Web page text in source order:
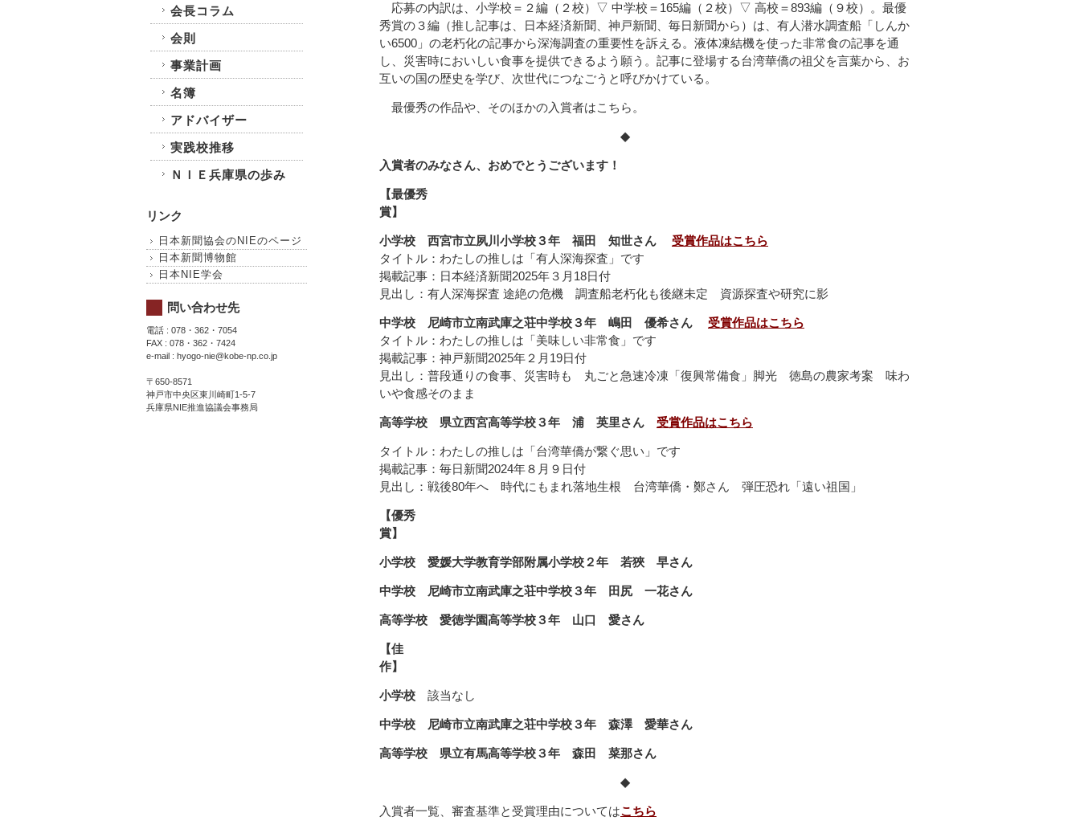
会長コラム
会則
事業計画
名簿
アドバイザー
実践校推移
ＮＩＥ兵庫県の歩み
リンク
日本新聞協会のNIEのページ
日本新聞博物館
日本NIE学会
問い合わせ先
電話 : 078・362・7054
FAX : 078・362・7424
e-mail : hyogo-nie@kobe-np.co.jp
〒650-8571
神戸市中央区東川崎町1-5-7
兵庫県NIE推進協議会事務局
応募の内訳は、小学校＝２編（２校）▽ 中学校＝165編（２校）▽ 高校＝893編（９校）。最優
秀賞の３編（推し記事は、日本経済新聞、神戸新聞、毎日新聞から）は、有人潜水調査船「しんか
い6500」の老朽化の記事から深海調査の重要性を訴える。液体凍結機を使った非常食の記事を通
し、災害時においしい食事を提供できるよう願う。記事に登場する台湾華僑の祖父を言葉から、お
互いの国の歴史を学び、次世代につなごうと呼びかけている。
最優秀の作品や、そのほかの入賞者はこちら。
◆
入賞者のみなさん、おめでとうございます！
【最優秀
賞】
小学校 西宮市立夙川小学校３年 福田 知世さん 受賞作品はこちら
タイトル：わたしの推しは「有人深海探査」です
掲載記事：日本経済新聞2025年３月18日付
見出し：有人深海探査 途絶の危機 調査船老朽化も後継未定 資源探査や研究に影
中学校 尼崎市立南武庫之荘中学校３年 嶋田 優希さん 受賞作品はこちら
タイトル：わたしの推しは「美味しい非常食」です
掲載記事：神戸新聞2025年２月19日付
見出し：普段通りの食事、災害時も 丸ごと急速冷凍「復興常備食」脚光 徳島の農家考案 味わ
いや食感そのまま
高等学校 県立西宮高等学校３年 浦 英里さん 受賞作品はこちら
タイトル：わたしの推しは「台湾華僑が繋ぐ思い」です
掲載記事：毎日新聞2024年８月９日付
見出し：戦後80年へ 時代にもまれ落地生根 台湾華僑・鄭さん 弾圧恐れ「遠い祖国」
【優秀
賞】
小学校 愛媛大学教育学部附属小学校２年 若狹 早さん
中学校 尼崎市立南武庫之荘中学校３年 田尻 一花さん
高等学校 愛徳学園高等学校３年 山口 愛さん
【佳
作】
小学校 該当なし
中学校 尼崎市立南武庫之荘中学校３年 森澤 愛華さん
高等学校 県立有馬高等学校３年 森田 菜那さん
◆
入賞者一覧、審査基準と受賞理由についてはこちら